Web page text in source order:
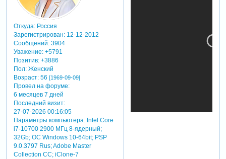
деталей на
Откуда:Россия
Зарегистрирован: 12-12-2012
Сообщений:3904
Уважение: +5791
Позитив: +3886
Пол:Женский
Возраст:56 [1969-09-09]
Провел на форуме:
6 месяцев 7 дней
Последний визит:
27-07-2026 00:16:05
Параметры компьютера:Intel Core
i7-10700 2900 МГц 8-ядерный;
32Gb; ОС Windows 10-64bit; PSP
9.0.3797 Rus; Adobe Master
Collection СС; iClone-7